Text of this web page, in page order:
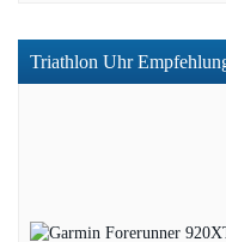
Triathlon Uhr